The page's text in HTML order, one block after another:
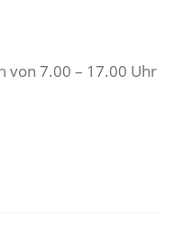
von 7.00 – 17.00 Uhr